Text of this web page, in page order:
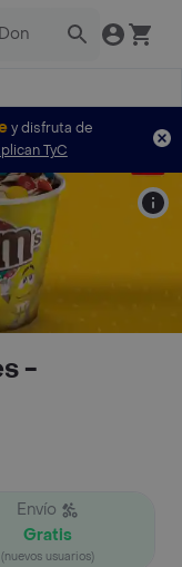
y disfruta de
TyC
-
Envío
Gratis
(nuevos usuarios)